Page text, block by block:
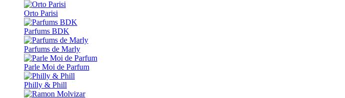
Orto Parisi
Parfums BDK
Parfums de Marly
Parle Moi de Parfum
Philly & Phill